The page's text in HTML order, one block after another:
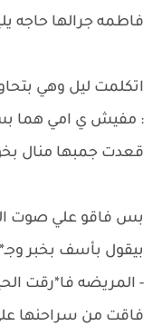
فاطمه جرالها حاجه
اتكلمت ليل وهي
: مفيش ي امي هما
قعدت جمبها منال
بس فاقو علي صوت
بيقول بأسف بخبر
- المريضه فا*رقت
فاقت من سراحنها